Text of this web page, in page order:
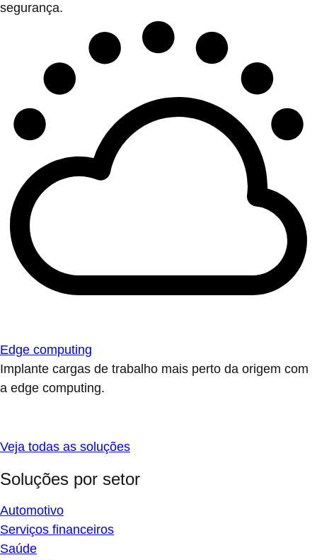
segurança.
Edge computing
Implante cargas de trabalho mais perto da origem com
a edge computing.
Veja todas as soluções
Soluções por setor
Automotivo
Serviços financeiros
Saúde